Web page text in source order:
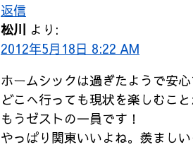
返信
松川 より:
2012年5月18日 8:22 AM
ホームシックは過ぎたようで安心
どこへ行っても現状を楽しむこ
もうゼストの一員です！
やっぱり関東いいよね。羨ましい